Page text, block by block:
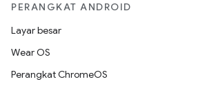
PERANGKAT ANDROID
Layar besar
Wear OS
Perangkat ChromeOS